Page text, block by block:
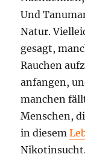
Und
Natur.
gesagt,
Rauchen
anfangen,
manchen
Menschen,
in diesem